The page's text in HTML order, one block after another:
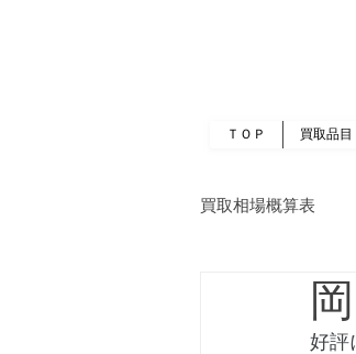
ＴＯＰ 買取品目
買取相場概算表
好評